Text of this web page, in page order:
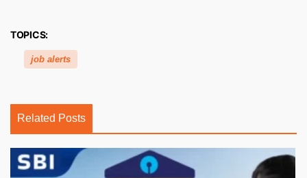
TOPICS:
job alerts
Related Posts